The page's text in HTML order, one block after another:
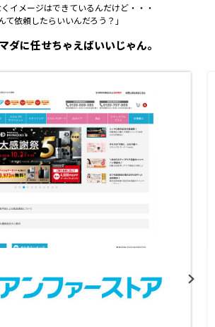
くイメージはできているんだけど・・・
て依頼したらいいんだろう？」
ダに任せちゃえばいいじゃん。